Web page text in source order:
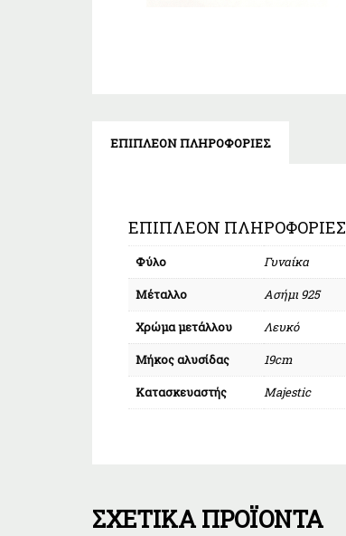
ΕΠΙΠΛΈΟΝ ΠΛΗΡΟΦΟΡΊΕΣ
ΕΠΙΠΛΈΟΝ ΠΛΗΡΟΦΟΡΊΕΣ
Φύλο
Γυναίκα
Μέταλλο
Ασήμι 925
Χρώμα μετάλλου
Λευκό
Μήκος αλυσίδας
19cm
Κατασκευαστής
Majestic
ΣΧΕΤΙΚΆ ΠΡΟΪΌΝΤΑ